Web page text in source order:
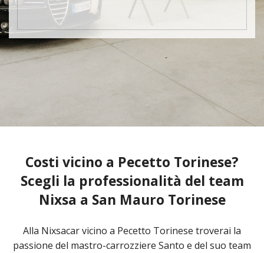
Costi vicino a Pecetto Torinese?
Scegli la professionalità del team
Nixsa a San Mauro Torinese
Alla Nixsacar vicino a Pecetto Torinese troverai la
passione del mastro-carrozziere Santo e del suo team